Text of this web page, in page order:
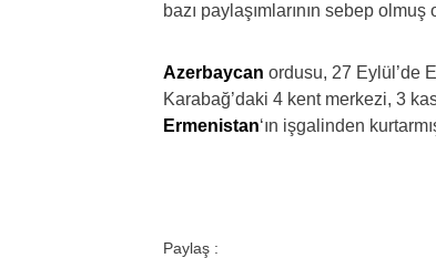
bazı paylaşımlarının sebep
Azerbaycan ordusu, 27 Eylül’de
Karabağ’daki 4 kent merkezi, 3
Ermenistan‘ın işgalinden
Paylaş :